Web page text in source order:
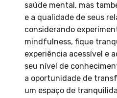
saúde mental, mas
e a qualidade de seus
considerando
mindfulness, fique
experiência acessível e
seu nível de
a oportunidade de
um espaço de